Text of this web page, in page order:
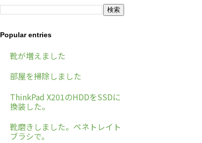
Popular entries
靴が増えました
部屋を掃除しました
ThinkPad X201のHDDをSSDに
換装した。
靴磨きしました。ペネトレイト
ブラシで。